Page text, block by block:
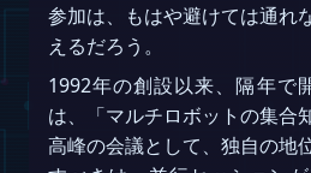
参加は、もはや避けては通れ
えるだろう。
1992年の創設以来、隔年で
は、「マルチロボットの集合
高峰の会議として、独自の地